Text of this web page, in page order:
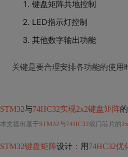
键盘矩阵共地控制
LED指示灯控制
其他数字输出功能
关键是要合理安排各功能的使用
STM32与74HC32实现2x2键盘矩阵的
本文提出基于STM32与74HC32或门芯片的
STM32键盘矩阵设计 ： 用 74HC32优